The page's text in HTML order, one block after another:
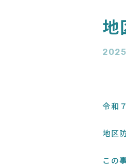
地
令和
地区
この